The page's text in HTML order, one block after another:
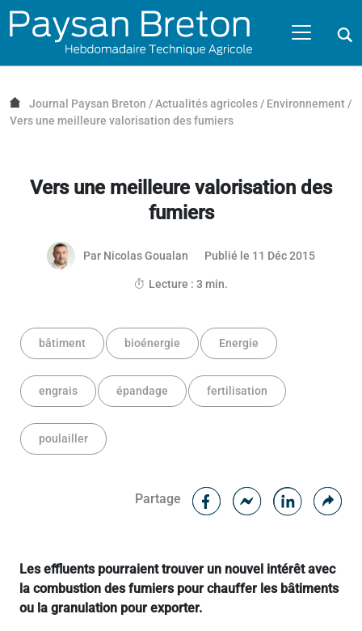
Passer au contenu
NAVIGATION MOBILE
NAVIGATION
PRINCIPALE
Journal Paysan Breton /Actualités agricoles / Environnement /
Vers une meilleure valorisation des fumiers
Vers une meilleure valorisation des
fumiers
Par Nicolas Goualan Publié le 11 Déc 201521 juillet
Lecture : 3 min.
bâtiment bioénergie Energie
engrais épandage fertilisation
poulailler
Partage
Facebook
Les effluents pourraient trouver un nouvel intérêt avec
la combustion des fumiers pour chauffer les bâtiments
ou la granulation pour exporter.